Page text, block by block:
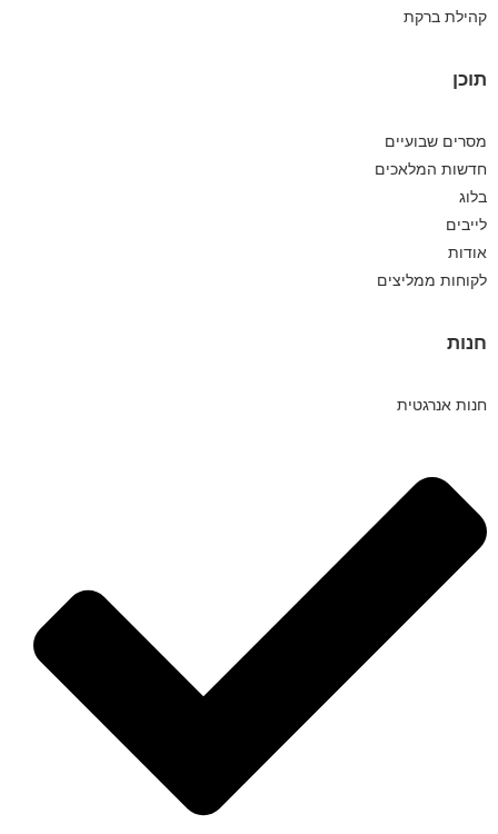
קהילת ברקת
תוכן
מסרים שבועיים
חדשות המלאכים
בלוג
לייבים
אודות
לקוחות ממליצים
חנות
חנות אנרגטית